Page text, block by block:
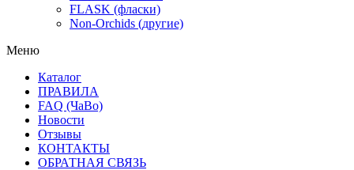
FLASK (фласки)
Non-Orchids (другие)
Меню
Каталог
ПРАВИЛА
FAQ (ЧаВо)
Новости
Отзывы
КОНТАКТЫ
ОБРАТНАЯ СВЯЗЬ